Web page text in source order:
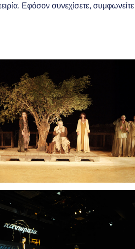
Εφόσον συνεχίσετε,
в античном
городе Филиппы